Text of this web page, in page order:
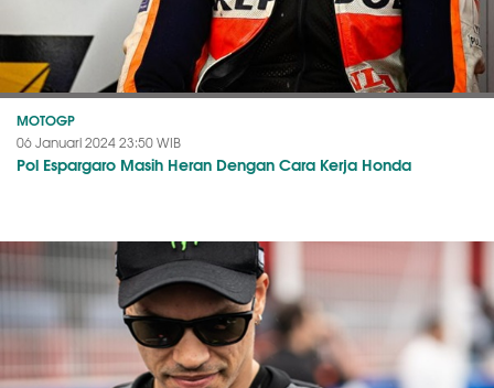
MOTOGP
06 Januari 2024 23:50 WIB
Pol Espargaro Masih Heran Dengan Cara Kerja Honda